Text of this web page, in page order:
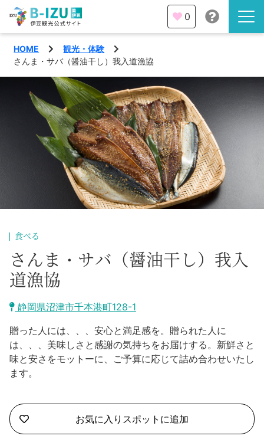
伊豆半島を知る
伊豆のみどころ
あそぶ
観光・体験
イベント
熱海市
沼津市
三島市
南伊豆町
函南町
伊東市
旅の計画
モデルコース
宿泊・予約
旅程作成
AIルートプランナー
合同会社説明会
0
HOME
観光・体験
さんま・サバ（醤油干し）我入道漁協
食べる
さんま・サバ（醤油干し）我入
道漁協
静岡県沼津市千本港町128-1
贈った人には、、、安心と満足感を。贈られた人に
は、、、美味しさと感謝の気持ちをお届けする。新鮮さと
味と安さをモットーに、ご予算に応じて詰め合わせいたし
ます。
お気に入りスポットに追加